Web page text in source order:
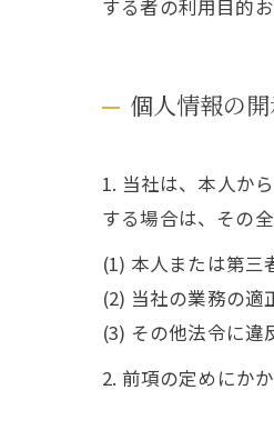
する者の利用目的
個人情報の
1. 当社は、本人か
する場合は、その
(1) 本人または第
(2) 当社の業務の適
(3) その他法令に違
2. 前項の定めにか